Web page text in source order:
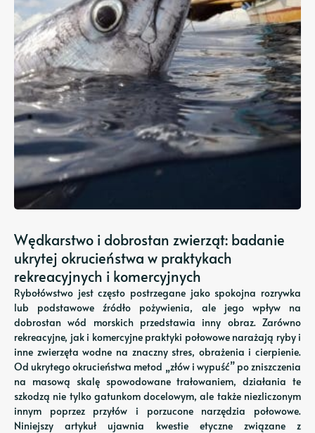
Wędkarstwo i dobrostan zwierząt: badanie
ukrytej okrucieństwa w praktykach
rekreacyjnych i komercyjnych
Rybołówstwo jest często postrzegane jako spokojna rozrywka
lub podstawowe źródło pożywienia, ale jego wpływ na
dobrostan wód morskich przedstawia inny obraz. Zarówno
rekreacyjne, jak i komercyjne praktyki połowowe narażają ryby i
inne zwierzęta wodne na znaczny stres, obrażenia i cierpienie.
Od ukrytego okrucieństwa metod „złów i wypuść” po zniszczenia
na masową skalę spowodowane trałowaniem, działania te
szkodzą nie tylko gatunkom docelowym, ale także niezliczonym
innym poprzez przyłów i porzucone narzędzia połowowe.
Niniejszy artykuł ujawnia kwestie etyczne związane z